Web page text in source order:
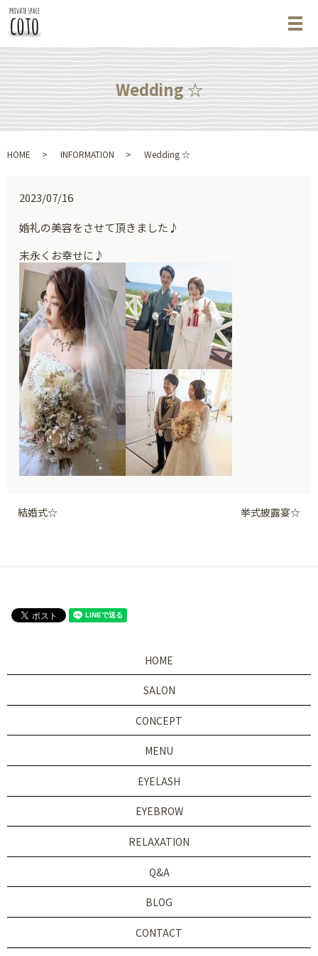
メ
Wedding ☆
HOME INFORMATION Wedding ☆
2023/07/16
婚礼の美容をさせて頂きました♪
末永くお幸せに♪
結婚式☆ 挙式披露宴☆
HOME
SALON
CONCEPT
MENU
EYELASH
EYEBROW
RELAXATION
Q&A
BLOG
CONTACT